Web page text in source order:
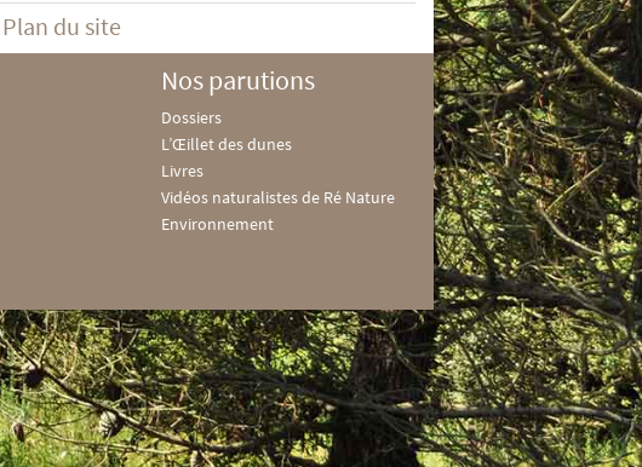
Plan du site
Nos parutions
Dossiers
L’Œillet des dunes
Livres
Vidéos naturalistes de Ré Nature
Environnement